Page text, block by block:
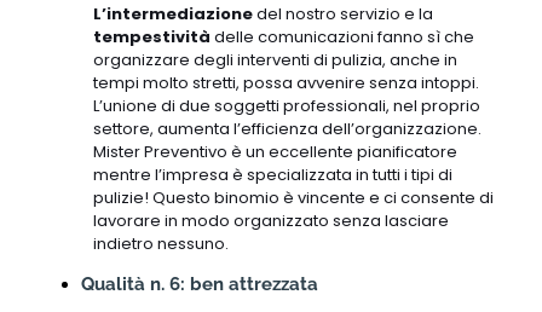
L’intermediazionedel nostro servizio e la
tempestività delle comunicazioni fanno sì che
organizzare degli interventi di pulizia, anche in
tempi molto stretti, possa avvenire senza intoppi.
L’unione di due soggetti professionali, nel proprio
settore, aumenta l’efficienza dell’organizzazione.
Mister Preventivo è un eccellente pianificatore
mentre l’impresa è specializzata in tutti i tipi di
pulizie! Questo binomio è vincente e ci consente di
lavorare in modo organizzato senza lasciare
indietro nessuno.
Qualità n. 6: ben attrezzata